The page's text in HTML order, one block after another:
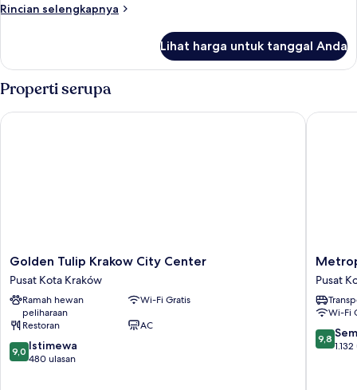
Rincian selengkapnya
Rincian
Attic
Room
Lihat harga untuk tanggal Anda
Properti serupa
Golden
Tulip
Krakow
City
Center
Pusat
Kota
Kraków
Golden Tulip Krakow City Center
Pusat Kota Kraków
Ramah hewan
peliharaan
Wi-Fi Gratis
Restoran
AC
9.0
dari
9,0 Istimewa
480 ulasan
Golden Tulip Krakow City Center
Hotel
Pusat
Kota
Kraków
Pusat
Wi-Fi
9.8
dari
9,8